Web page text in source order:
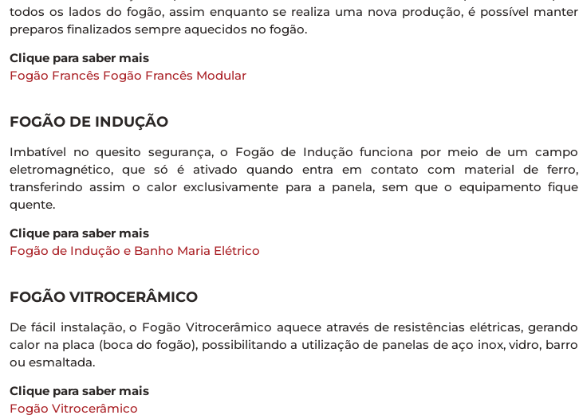
todos os lados do fogão, assim enquanto se realiza uma nova produção, é possível manter
preparos finalizados sempre aquecidos no fogão.
Clique para saber mais
Fogão Francês Fogão Francês Modular
FOGÃO DE INDUÇÃO
Imbatível no quesito segurança, o Fogão de Indução funciona por meio de um campo
eletromagnético, que só é ativado quando entra em contato com material de ferro,
transferindo assim o calor exclusivamente para a panela, sem que o equipamento fique
quente.
Clique para saber mais
Fogão de Indução e Banho Maria Elétrico
FOGÃO VITROCERÂMICO
De fácil instalação, o Fogão Vitrocerâmico aquece através de resistências elétricas, gerando
calor na placa (boca do fogão), possibilitando a utilização de panelas de aço inox, vidro, barro
ou esmaltada.
Clique para saber mais
Fogão Vitrocerâmico